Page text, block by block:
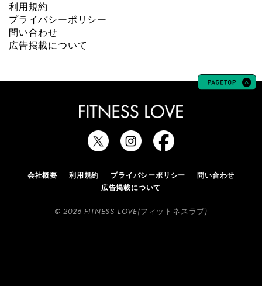
利用規約
プライバシーポリシー
問い合わせ
広告掲載について
会社概要 利用規約 プライバシーポリシー
問い合わせ
広告掲載について
© 2026 FITNESS LOVE(フィットネスラブ)